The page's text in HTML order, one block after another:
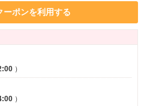
禁煙ルーム ※一部
1名利用可
ーポンを利用する
）
）